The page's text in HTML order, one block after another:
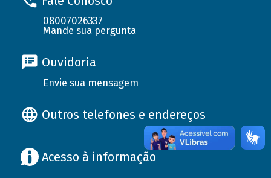
08007026337
Mande sua pergunta
Ouvidoria
Envie sua mensagem
Outros telefones e endereços
Acesso à informação